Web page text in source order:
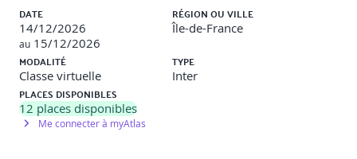
Utilisation de R
Les packages du CRAN : comment s'y retrouver ? Le
site rpackages.io
Une IDE pour R ?
La communication du code R et la reprise : exemple
avec le logiciel RPGM
DATE
14/12/2026
au 15/12/2026
RÉGION OU VILLE
Île-de-France
MODALITÉ
Classe virtuelle
TYPE
Inter
PLACES DISPONIBLES
12 places disponibles
Me connecter à myAtlas